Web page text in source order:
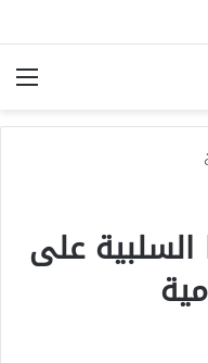
السلبية على